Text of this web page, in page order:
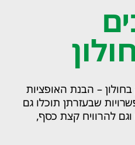
– הבנת האופציות
שבעזרתן תוכלו גם
להרוויח קצת כסף,